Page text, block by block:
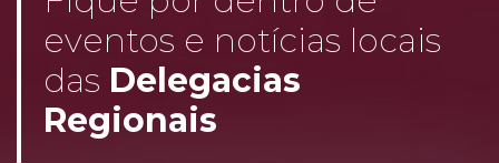
eventos e notícias locais
das Delegacias
Regionais